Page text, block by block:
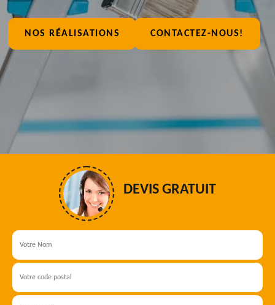
NOS RÉALISATIONS CONTACTEZ-NOUS!
DEVIS GRATUIT